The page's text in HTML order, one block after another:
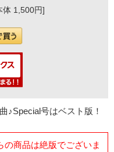
1,500円]
♪Special号はベスト版！
商品は絶版でございま